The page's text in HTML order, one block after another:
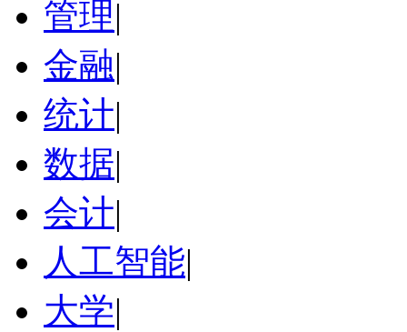
管理|
金融|
统计|
数据|
会计|
人工智能|
大学|